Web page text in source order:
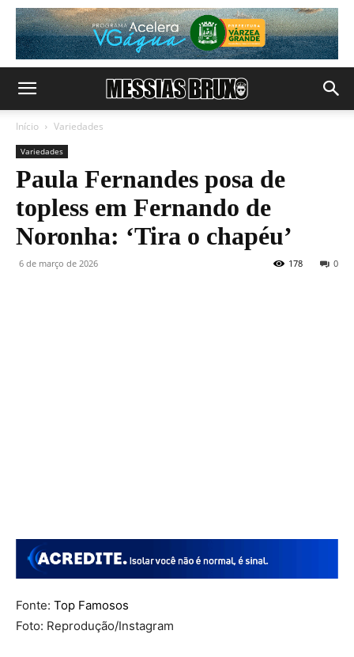
Início Variedades
Variedades
Paula Fernandes posa de
topless em Fernando de
Noronha: ‘Tira o chapéu’
6 de março de 2026 0
178
Fonte: Top Famosos
Foto: Reprodução/Instagram